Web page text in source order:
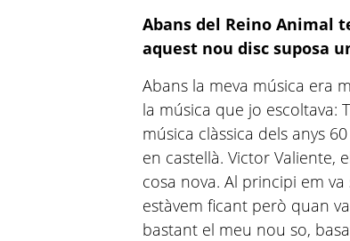
Abans del Reino Animal
aquest nou disc suposa
Abans la meva música era
la música que jo escoltava:
música clàssica dels anys
en castellà. Victor Valiente,
cosa nova. Al principi em
estàvem ficant però quan
bastant el meu nou so,